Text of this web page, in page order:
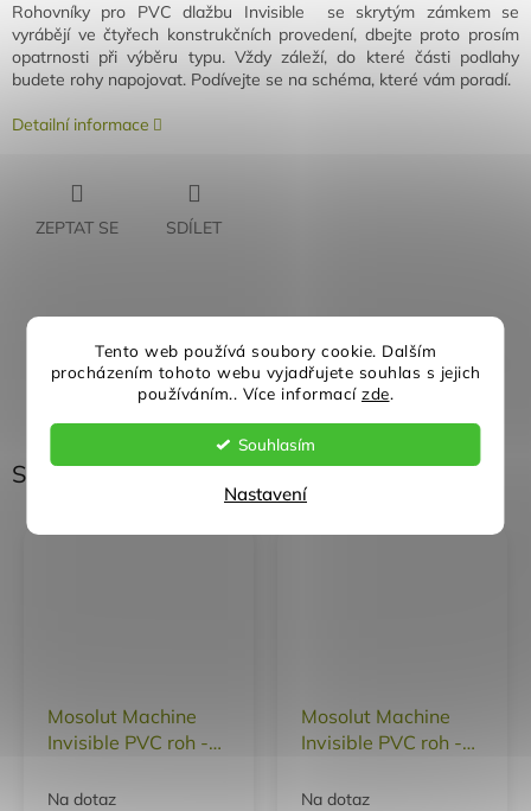
Tento web používá soubory cookie. Dalším
procházením tohoto webu vyjadřujete souhlas s jejich
používáním.. Více informací zde.
Souhlasím
Nastavení
Rohovníky pro PVC dlažbu Invisible se skrytým zámkem se
vyrábějí ve čtyřech konstrukčních provedení, dbejte proto prosím
opatrnosti při výběru typu. Vždy záleží, do které části podlahy
budete rohy napojovat. Podívejte se na schéma, které vám poradí.
Detailní informace
ZEPTAT SE SDÍLET
Související produkty
Mosolut Machine
Invisible PVC roh -
Na dotaz
Mosolut Machine
Invisible PVC roh -
Na dotaz